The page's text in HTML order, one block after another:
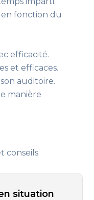
en fonction du
efficacité.
et efficaces.
auditoire.
manière
conseils
situation